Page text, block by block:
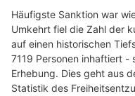
Häufigste Sanktion war
Umkehrt fiel die Zahl der
auf einen historischen
7119 Personen inhaftiert -
Erhebung. Dies geht aus
Statistik des